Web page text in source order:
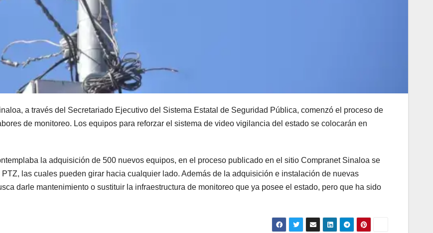
a través del Secretariado Ejecutivo del Sistema Estatal de Seguridad Pública, comenzó el proceso de
de monitoreo. Los equipos para reforzar el sistema de video vigilancia del estado se colocarán en
la adquisición de 500 nuevos equipos, en el proceso publicado en el sitio Compranet Sinaloa se
las cuales pueden girar hacia cualquier lado. Además de la adquisición e instalación de nuevas
darle mantenimiento o sustituir la infraestructura de monitoreo que ya posee el estado, pero que ha sido